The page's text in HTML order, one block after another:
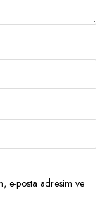
e-posta adresim ve